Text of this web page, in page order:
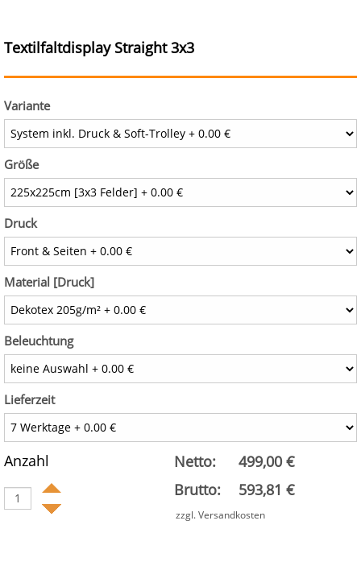
Textilfaltdisplay Straight 3x3
Variante
Größe
Druck
Material [Druck]
Beleuchtung
Lieferzeit
Anzahl Netto:
499,00 €
Brutto:
593,81 €
zzgl. Versandkosten